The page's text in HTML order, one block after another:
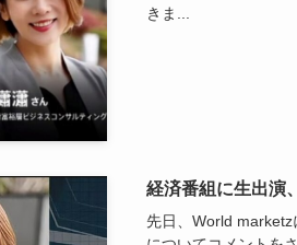
きま...
経済番組に生出演
先日、World marketz